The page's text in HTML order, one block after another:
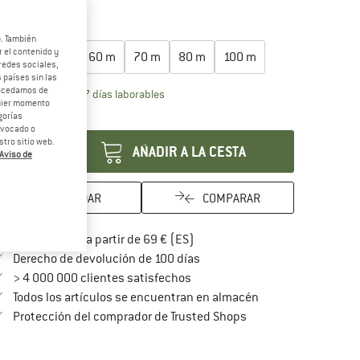
talla:
m 50 m 60 m 70 m 80 m 100 m
de entrega: 5-7 días laborablesEl enlace se abre en una ventana de
AÑADIR A LA CESTA
GUARDAR COMPARAR
Porte pagado a partir de 69 € (ES)
Derecho de devolución de 100 díasvaya a la política de
> 4 000 000 clientes satisfechos
Todos los artículos se encuentran en almacén
Protección del comprador de Trusted Shops¡toda la información
el contenido y
sociales,
países sin las
de
momento
o
sitio web.
Aviso de